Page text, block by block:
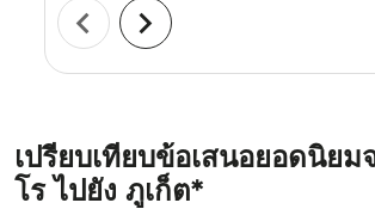
chevron_left chevron_right
เปรียบเทียบข้อเสนอยอดนิยม
โร ไปยัง ภูเก็ต*